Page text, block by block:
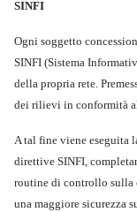
SINFI
Ogni soggetto
SINFI (Sistema
della propria rete.
dei rilievi in conformità
A tal fine viene eseguita
direttive SINFI,
routine di controllo sulla
una maggiore sicurezza